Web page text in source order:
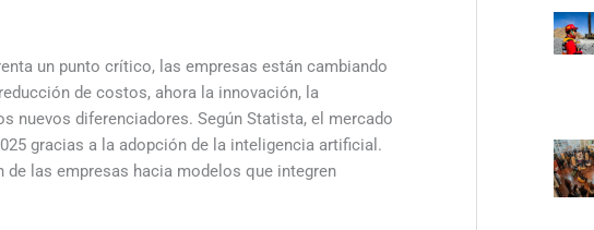
un punto crítico, las empresas están cambiando
de costos, ahora la innovación, la
nuevos diferenciadores. Según Statista, el mercado
gracias a la adopción de la inteligencia artificial.
las empresas hacia modelos que integren